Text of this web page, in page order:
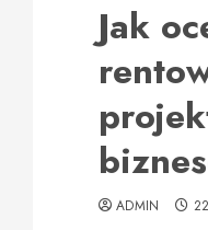
Jak
ADMIN